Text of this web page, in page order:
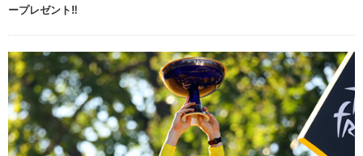
ープレゼント‼